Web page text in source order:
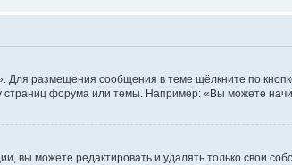
размещения сообщения в теме щёлкните по
страниц форума или темы. Например: «Вы можете
вы можете редактировать и удалять только свои